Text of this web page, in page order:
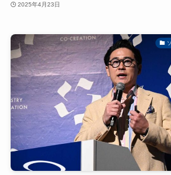
2025年4月23日